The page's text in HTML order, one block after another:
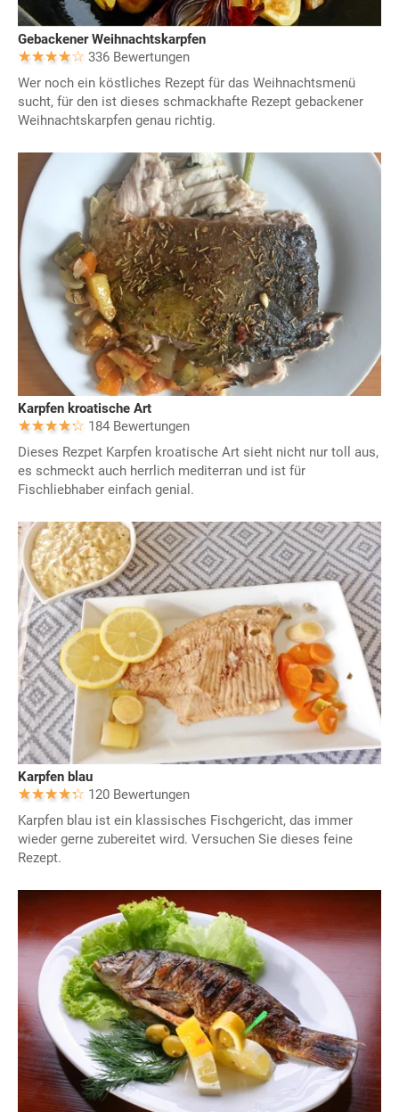
Gebackener Weihnachtskarpfen
336 Bewertungen
Wer noch ein köstliches Rezept für das Weihnachtsmenü
sucht, für den ist dieses schmackhafte Rezept gebackener
Weihnachtskarpfen genau richtig.
Karpfen kroatische Art
184 Bewertungen
Dieses Rezpet Karpfen kroatische Art sieht nicht nur toll aus,
es schmeckt auch herrlich mediterran und ist für
Fischliebhaber einfach genial.
Karpfen blau
120 Bewertungen
Karpfen blau ist ein klassisches Fischgericht, das immer
wieder gerne zubereitet wird. Versuchen Sie dieses feine
Rezept.